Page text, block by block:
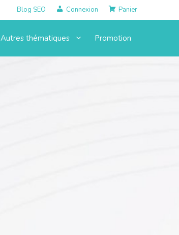
Blog SEO Connexion Panier
Autres thématiques Promotion